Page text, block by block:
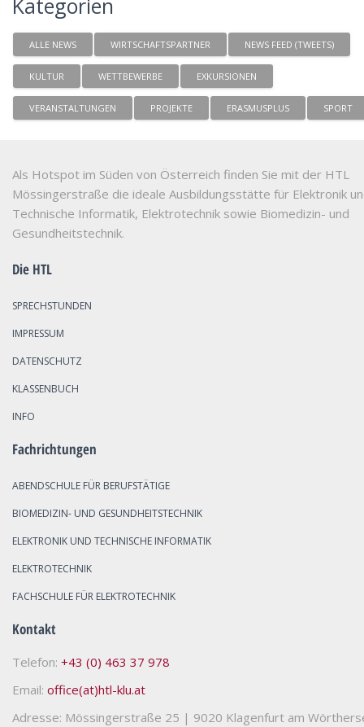
Kategorien
ALLE NEWS WIRTSCHAFTSPARTNER NEWS FEED (TWEETS)
KULTUR WETTBEWERBE EXKURSIONEN
VERANSTALTUNGEN PROJEKTE ERASMUSPLUS SPORT
Als Hotspot im Süden von Österreich finden Sie mit der HTL
Mössingerstraße die ideale Ausbildungsstätte für Elektronik
Technische Informatik, Elektrotechnik sowie Biomedizin- und
Gesundheitstechnik.
Die HTL
SPRECHSTUNDEN
IMPRESSUM
DATENSCHUTZ
KLASSENBUCH
INFO
Fachrichtungen
ABENDSCHULE FÜR BERUFSTÄTIGE
BIOMEDIZIN- UND GESUNDHEITSTECHNIK
ELEKTRONIK UND TECHNISCHE INFORMATIK
ELEKTROTECHNIK
FACHSCHULE FÜR ELEKTROTECHNIK
Kontakt
Telefon: +43 (0) 463 37 978
Email: office(at)htl-klu.at
Adresse: Mössingerstraße 25 | 9020 Klagenfurt am